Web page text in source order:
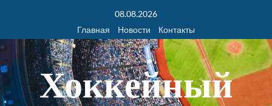
08.08.2026
Главная
Новости Контакты
Хоккейный